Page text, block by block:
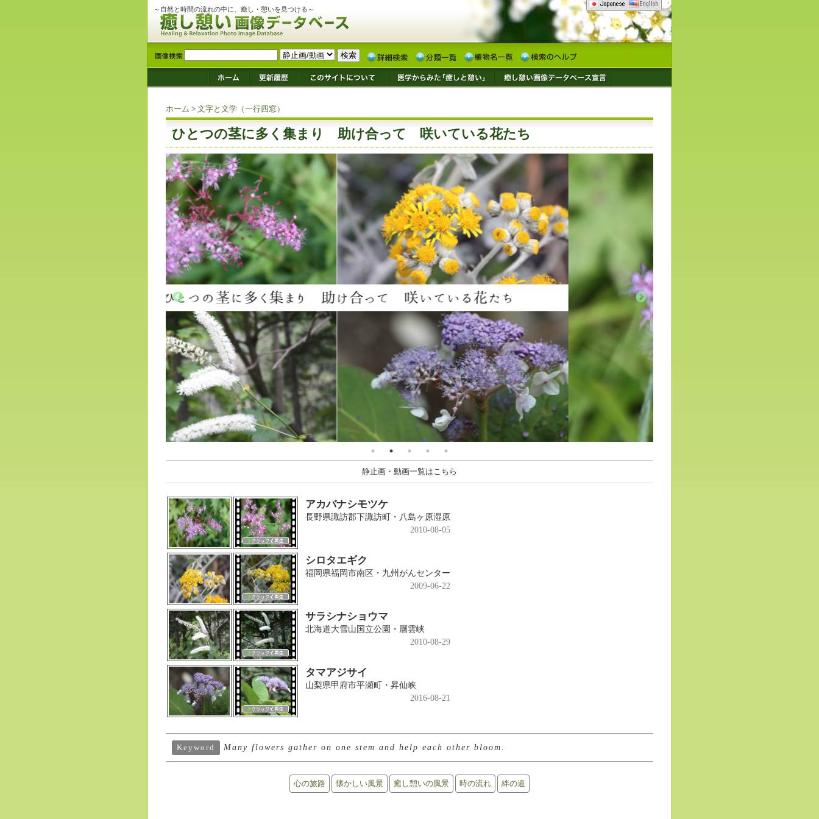
～自然と時間の流れの中に、癒し・憩いを見つける～
ホーム > 文字と文学（一行四窓）
ひとつの茎に多く集まり 助け合って 咲いている花たち
静止画・動画一覧はこちら
アカバナシモツケ
長野県諏訪郡下諏訪町・八島ヶ原湿原
2010-08-05
シロタエギク
福岡県福岡市南区・九州がんセンター
2009-06-22
サラシナショウマ
北海道大雪山国立公園・層雲峡
2010-08-29
タマアジサイ
山梨県甲府市平瀬町・昇仙峡
2016-08-21
Keyword Many flowers gather on one stem and help each other bloom.
心の旅路 懐かしい風景 癒し憩いの風景 時の流れ 絆の道